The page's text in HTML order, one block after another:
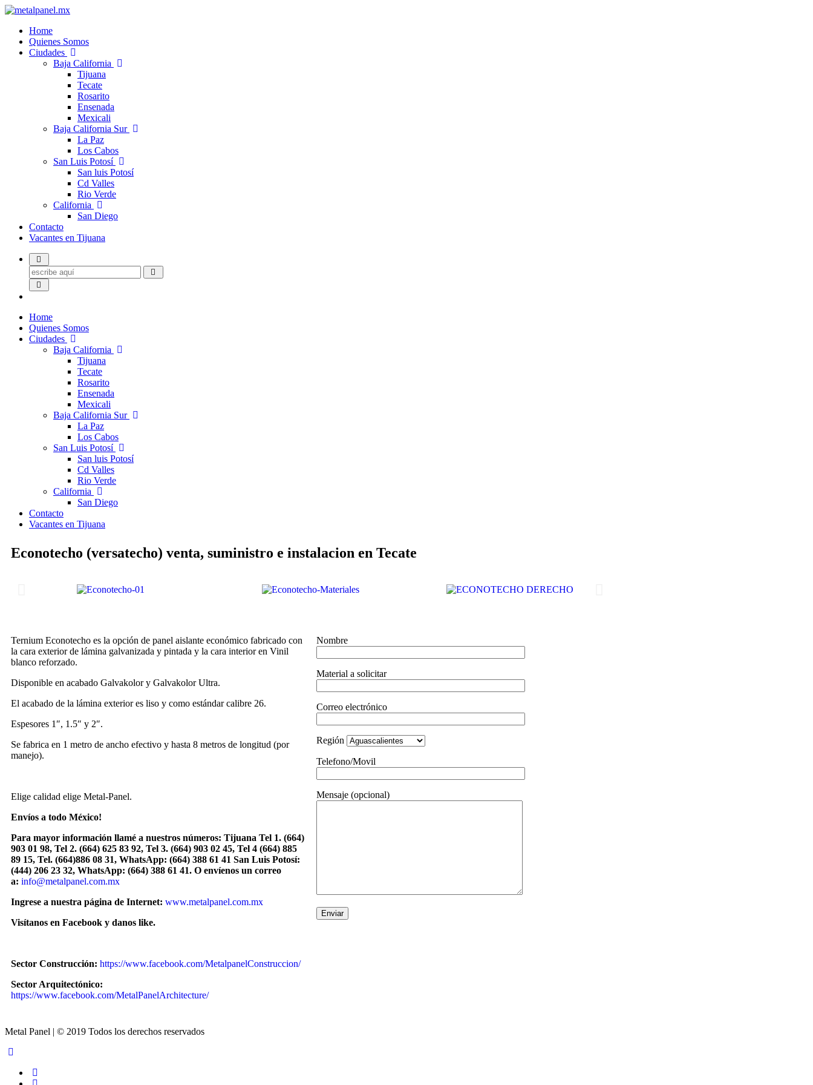
Home
Quienes Somos
Ciudades
Baja California
Tijuana
Tecate
Rosarito
Ensenada
Mexicali
Baja California Sur
La Paz
Los Cabos
San Luis Potosí
San luis Potosí
Cd Valles
Rio Verde
California
San Diego
Contacto
Vacantes en Tijuana
Home
Quienes Somos
Ciudades
Baja California
Tijuana
Tecate
Rosarito
Ensenada
Mexicali
Baja California Sur
La Paz
Los Cabos
San Luis Potosí
San luis Potosí
Cd Valles
Rio Verde
California
San Diego
Contacto
Vacantes en Tijuana
Econotecho (versatecho) venta, suministro e instalacion en Tecate
Ternium Econotecho es la opción de panel aislante económico fabricado con
la cara exterior de lámina galvanizada y pintada y la cara interior en Vinil
blanco reforzado.
Disponible en acabado Galvakolor y Galvakolor Ultra.
El acabado de la lámina exterior es liso y como estándar calibre 26.
Espesores 1″, 1.5″ y 2″.
Se fabrica en 1 metro de ancho efectivo y hasta 8 metros de longitud (por
manejo).
Elige calidad elige Metal-Panel.
Envíos a todo México!
Para mayor información llamé a nuestros números: Tijuana Tel 1. (664)
903 01 98, Tel 2. (664) 625 83 92, Tel 3. (664) 903 02 45, Tel 4 (664) 885
89 15, Tel. (664)886 08 31, WhatsApp: (664) 388 61 41 San Luis Potosí:
(444) 206 23 32, WhatsApp: (664) 388 61 41. O envíenos un correo
a: info@metalpanel.com.mx
Ingrese a nuestra página de Internet: www.metalpanel.com.mx
Visítanos en Facebook y danos like.
Sector Construcción: https://www.facebook.com/MetalpanelConstruccion/
Sector Arquitectónico:
https://www.facebook.com/MetalPanelArchitecture/
Nombre
Material a solicitar
Correo electrónico
Región
Telefono/Movil
Mensaje (opcional)
Metal Panel | © 2019 Todos los derechos reservados